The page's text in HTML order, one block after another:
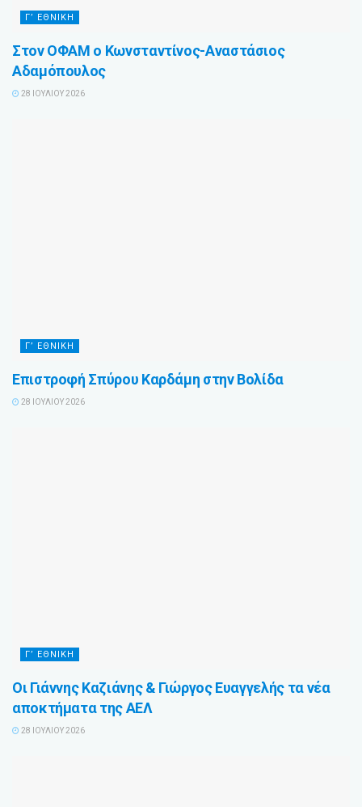
Γ’ ΕΘΝΙΚΉ
Στον ΟΦΑΜ ο Κωνσταντίνος-Αναστάσιος
Αδαμόπουλος
28 ΙΟΥΛΊΟΥ 2026
Γ’ ΕΘΝΙΚΉ
Επιστροφή Σπύρου Καρδάμη στην Βολίδα
28 ΙΟΥΛΊΟΥ 2026
Γ’ ΕΘΝΙΚΉ
Οι Γιάννης Καζιάνης & Γιώργος Ευαγγελής τα νέα
αποκτήματα της ΑΕΛ
28 ΙΟΥΛΊΟΥ 2026